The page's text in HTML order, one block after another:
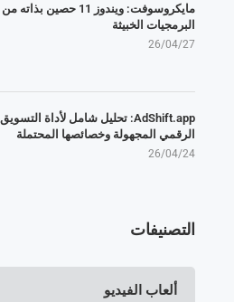
مايكروسوفت: ويندوز 11 حصين بذاته من
البرمجيات الخبيثة
26/04/27
AdShift.app: تحليل شامل لأداة التسويق
الرقمي المجهولة وخصائصها المحتملة
26/04/24
التصنيفات
ألعاب الفيديو